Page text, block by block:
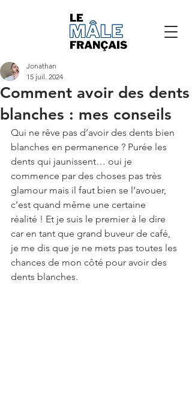
Comment avoir des dents
blanches : mes conseils
Jonathan
15 juil. 2024
Qui ne rêve pas d’avoir des dents bien
blanches en permanence ? Purée les
dents qui jaunissent… oui je
commence par des choses pas très
glamour mais il faut bien se l’avouer,
c’est quand même une certaine
réalité ! Et je suis le premier à le dire
car en tant que grand buveur de café,
je me dis que je ne mets pas toutes les
chances de mon côté pour avoir des
dents blanches.